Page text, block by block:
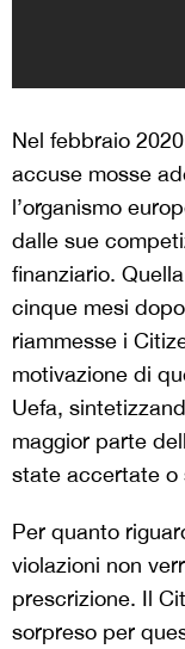
Nel febbraio
accuse mosse
l’organismo
dalle sue
finanziario.
cinque mesi
riammesse i
motivazione di
Uefa,
maggior parte
state accertate o
Per quanto
violazioni non
prescrizione. Il
sorpreso per